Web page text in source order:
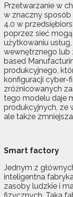
Przetwarzanie w
w znaczny sposób
4.0 w
poprzez sieć
użytkowaniu
wewnętrznego lub
based
produkcyjnego,
konfiguracji cyber-
zróżnicowanych
tego modelu daje
produkcyjnych, ze
ale także
Smart factory
Jednym z
inteligentna
zasoby ludzkie i